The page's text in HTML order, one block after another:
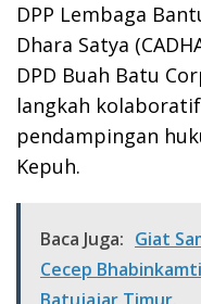
DPP Lembaga
Dhara Satya
DPD Buah Batu
langkah
pendampingan
Kepuh.
Baca Juga: Giat
Cecep